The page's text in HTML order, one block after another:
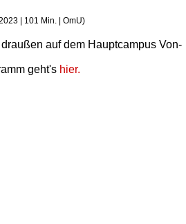
| 101 Min. | OmU)
auf dem Hauptcampus Von-
geht's hier.